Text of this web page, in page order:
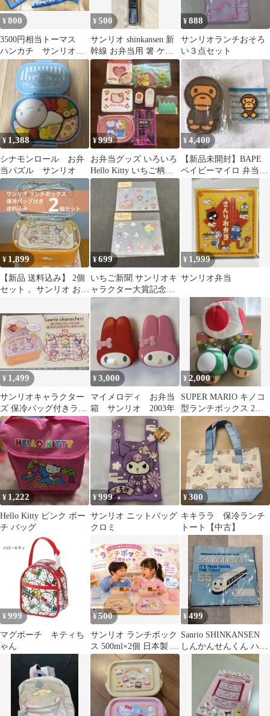
¥800
3500円相当トーマス
ハンカチ サンリオ
お弁当袋 幼稚園 給
食 入園 入学
¥500
サンリオ shinkansen 新
幹線 お弁当用 箸 ケー
ス セット
¥888
サンリオランチおそろ
い３点セット
¥ 1,388
シナモンロール お弁
当パズル サンリオ
¥999
お弁当グッズ いろいろ
Hello Kitty いちご柄お
弁当箱セット
¥4,400
【新品未開封】BAPE
ベイビーマイロ 弁当箱
クリア ケース サンリオ
コラボ
¥ 1,899
【新品 送料込み】 2個
セット 。サンリオ お
ンチボックス
¥699
いちご新聞 サンリオキ
ャラクター大賞記念シ
ールのみ お弁当 ウサハ
¥ 1,999
サンリオ弁当
¥ 1,499
サンリオキャラクター
ズ 保冷バッグ付きラン
チボックス おはし付き
¥3,000
マイメロディ お弁当
箱 サンリオ 2003年
¥ 2,000
SUPER MARIO キノコ
型ランチボックス 2個
ピノキオぬいぐるみ帽
¥ 1,222
Hello Kitty ピンク ポー
チ バッグ
¥999
サンリオ ニットバッグ
クロミ
¥300
キキララ 保冷ランチ
トート【中古】
¥ 999
マグポーチ キティち
ゃん
¥500
サンリオ ランチボック
ス 500ml×2個 日本製 電
子レンジOK
¥499
Sanrio SHINKANSEN
しんかんせんくん ハン